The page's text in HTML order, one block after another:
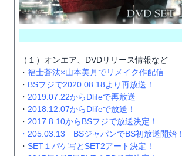
（１）オンエア、DVDリリース情報など
・ 福士蒼汰×山本美月でリメイク作配信
・ BSフジで2020.08.18より再放送！
・ 2019.07.22からDlifeで再放送
・ 2018.12.07からDlifeで放送！
・ 2017.8.10からBSフジで放送決定！
・ 205.03.13 BSジャパンでBS初放送開始！
・ SET１パケ写とSET2アート決定！